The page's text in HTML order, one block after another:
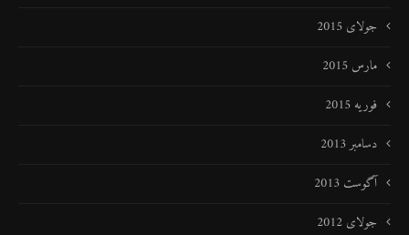
جولای 2015
مارس 2015
فوریه 2015
دسامبر 2013
آگوست 2013
جولای 2012